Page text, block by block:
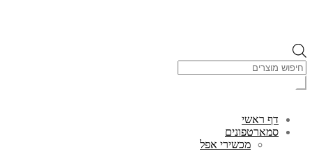
Products
search
דף ראשי
סמארטפונים
מכשירי אפל